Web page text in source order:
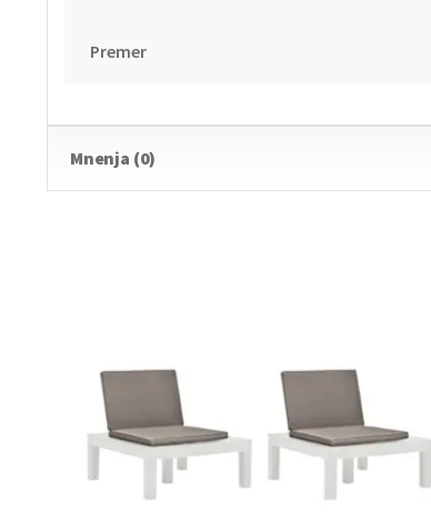
Premer
Mnenja (0)